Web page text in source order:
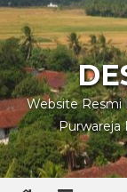
Skip
to
content
Website Resmi
Purwareja